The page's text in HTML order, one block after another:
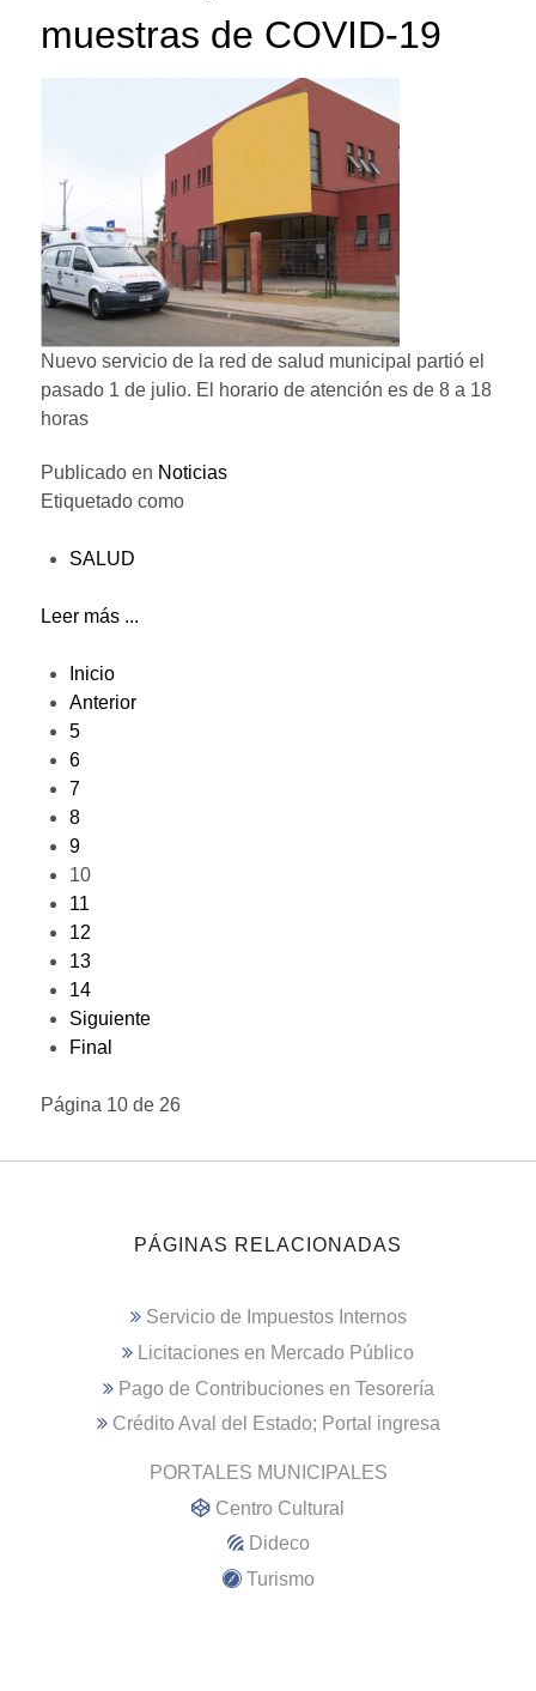
muestras de COVID-19
Nuevo servicio de la red de salud municipal partió el
pasado 1 de julio. El horario de atención es de 8 a 18
horas
Publicado en Noticias
Etiquetado como
SALUD
Leer más ...
Inicio
Anterior
5
6
7
8
9
10
11
12
13
14
Siguiente
Final
Página 10 de 26
PÁGINAS RELACIONADAS
Servicio de Impuestos Internos
Licitaciones en Mercado Público
Pago de Contribuciones en Tesorería
Crédito Aval del Estado; Portal ingresa
PORTALES MUNICIPALES
Centro Cultural
Dideco
Turismo